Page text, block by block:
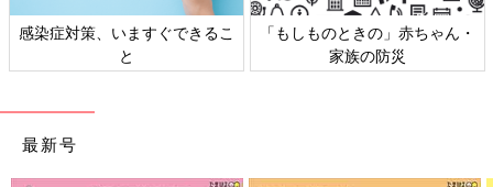
感染症対策、いますぐできるこ
と
「もしものときの」赤ちゃん・
家族の防災
最新号